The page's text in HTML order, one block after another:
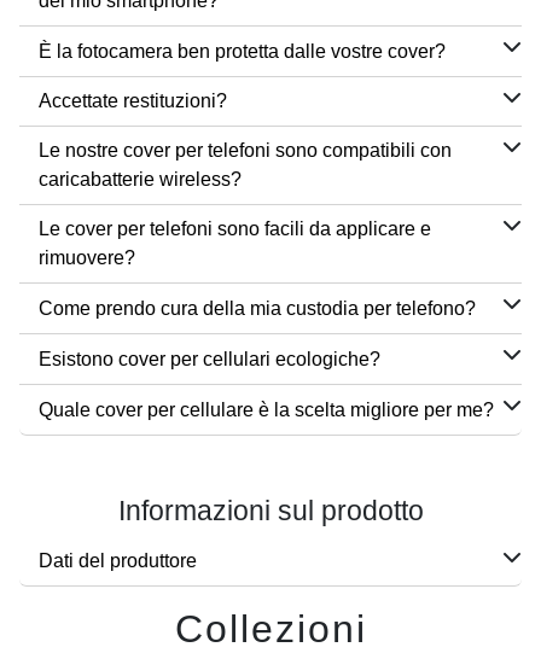
È la fotocamera ben protetta dalle vostre cover?
Accettate restituzioni?
Le nostre cover per telefoni sono compatibili con
caricabatterie wireless?
Le cover per telefoni sono facili da applicare e
rimuovere?
Come prendo cura della mia custodia per telefono?
Esistono cover per cellulari ecologiche?
Quale cover per cellulare è la scelta migliore per me?
Informazioni sul prodotto
Dati del produttore
Collezioni